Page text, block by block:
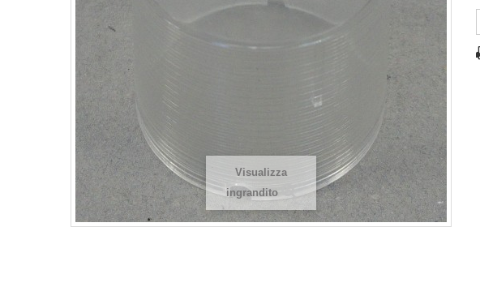
Visualizza
ingrandito